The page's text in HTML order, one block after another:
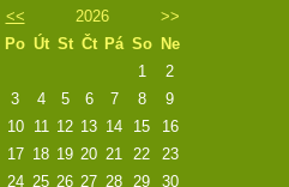
<<
2026
>>
Po Út St Čt Pá So Ne
1
2
3
4 5 6 7 8
9
10
11 12 13 14 15
16
17 18 19 20 21 22
23
24 25 26 27 28 29 30